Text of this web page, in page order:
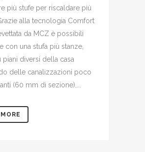
più stufe per riscaldare più
alla tecnologia Comfort
da MCZ è possibili
con una stufa più stanze,
piani diversi della casa
delle canalizzazioni poco
(60 mm di sezione),...